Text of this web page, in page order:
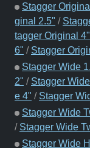
Stagger
ginal 2.5" /
tagger Original 4"
6" / Stagger
Stagger Wide
2" / Stagger
e 4" / Stagger
Stagger Wide
/ Stagger Wide
Stagger Wide